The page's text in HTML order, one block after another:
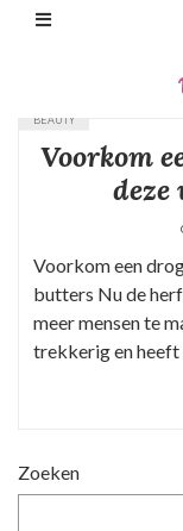
BEAUTY
Voorkom
deze
Voorkom een
butters Nu de
meer mensen te
trekkerig en heeft
Zoeken